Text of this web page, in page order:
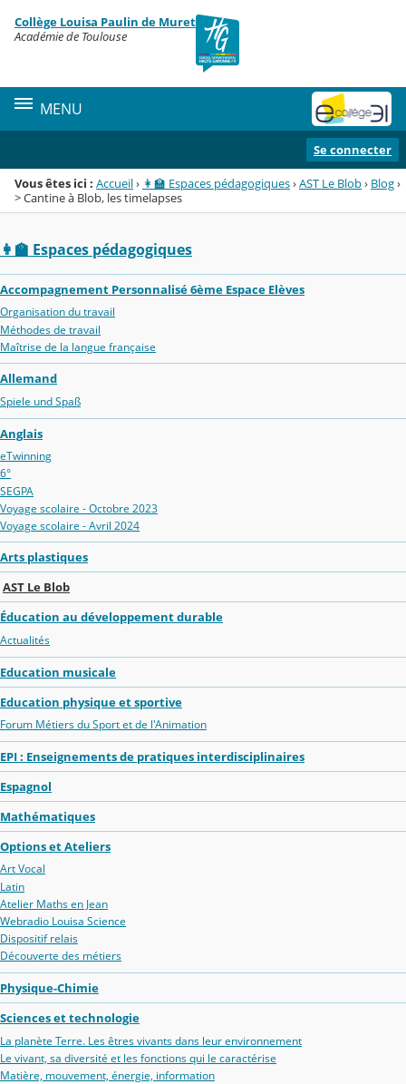
Menu de la rubrique
Contenu
Collège Louisa Paulin de Muret
Académie de Toulouse
MENU
Se connecter
Vous êtes ici : Accueil› 👩‍🏫 Espaces pédagogiques›AST Le Blob› Blog›
> Cantine à Blob, les timelapses
👩‍🏫 Espaces pédagogiques
Accompagnement Personnalisé 6ème Espace Elèves
Organisation du travail
Méthodes de travail
Maîtrise de la langue française
Allemand
Spiele und Spaß
Anglais
eTwinning
6°
SEGPA
Voyage scolaire - Octobre 2023
Voyage scolaire - Avril 2024
Arts plastiques
AST Le Blob
Éducation au développement durable
Actualités
Education musicale
Education physique et sportive
Forum Métiers du Sport et de l'Animation
EPI : Enseignements de pratiques interdisciplinaires
Espagnol
Mathématiques
Options et Ateliers
Art Vocal
Latin
Atelier Maths en Jean
Webradio Louisa Science
Dispositif relais
Découverte des métiers
Physique-Chimie
Sciences et technologie
La planète Terre. Les êtres vivants dans leur environnement
Le vivant, sa diversité et les fonctions qui le caractérise
Matière, mouvement, énergie, information